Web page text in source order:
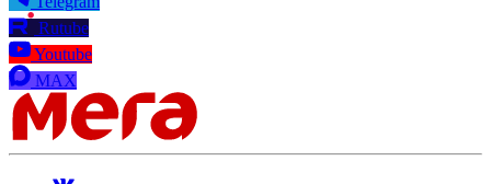
Rutube
Youtube
MAX